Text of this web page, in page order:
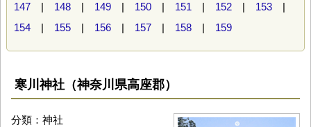
147 | 148 | 149 | 150 | 151 | 152 | 153 |
154 | 155 | 156 | 157 | 158 | 159
寒川神社（神奈川県高座郡）
分類：神社